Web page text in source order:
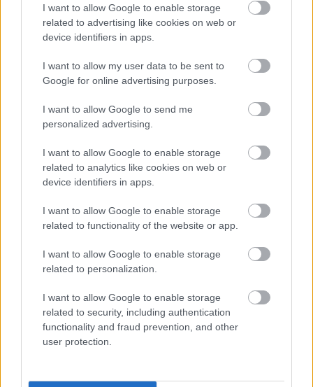
I want to allow Google to enable storage
related to advertising like cookies on web or
device identifiers in apps.
I want to allow my user data to be sent to
Google for online advertising purposes.
I want to allow Google to send me
personalized advertising.
I want to allow Google to enable storage
related to analytics like cookies on web or
device identifiers in apps.
I want to allow Google to enable storage
related to functionality of the website or app.
I want to allow Google to enable storage
related to personalization.
I want to allow Google to enable storage
related to security, including authentication
functionality and fraud prevention, and other
user protection.
παντού…